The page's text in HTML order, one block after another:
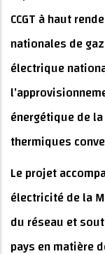
CCGT à haut
nationales de
électrique
énergétique de
thermiques
Le projet
électricité de la
du réseau et
pays en matière